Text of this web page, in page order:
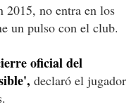
2015, no entra en los
un pulso con el club.
oficial del
declaró el jugador